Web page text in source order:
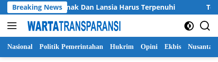
Langsung
ke
konten
Breaking News
Hak Dasar Anak Dan Lansia Harus Terpenuhi
Nasional Politik Pemerintahan Hukrim Opini Ekbis Nusantara